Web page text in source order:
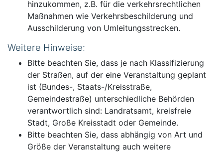
hinzukommen, z.B. für die verkehrsrechtlichen
Maßnahmen wie Verkehrsbeschilderung und
Ausschilderung von Umleitungsstrecken.
Weitere Hinweise:
Bitte beachten Sie, dass je nach Klassifizierung
der Straßen, auf der eine Veranstaltung geplant
ist (Bundes-, Staats-/Kreisstraße,
Gemeindestraße) unterschiedliche Behörden
verantwortlich sind: Landratsamt, kreisfreie
Stadt, Große Kreisstadt oder Gemeinde.
Bitte beachten Sie, dass abhängig von Art und
Größe der Veranstaltung auch weitere